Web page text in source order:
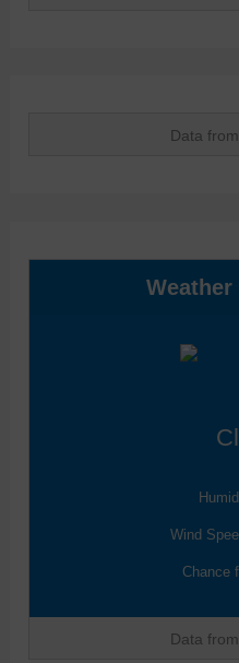
Data from
Wind
Chance
Data from